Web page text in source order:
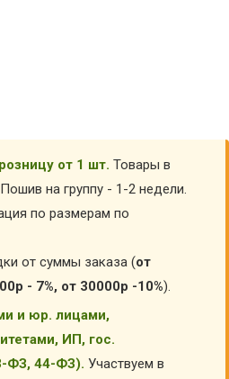
от 1 шт. Товары в
на группу - 1-2 недели.
по размерам по
от суммы заказа (от
- 7%, от 30000р -10%).
и юр. лицами,
ИП, гос.
ФЗ, 44-ФЗ). Участвуем в